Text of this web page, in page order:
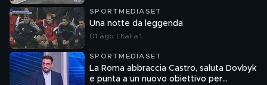
SPORTMEDIASET
Una notte da leggenda
01 ago | Italia 1
SPORTMEDIASET
La Roma abbraccia Castro, saluta Dovbyk
e punta a un nuovo obiettivo per